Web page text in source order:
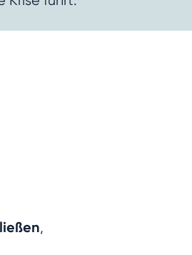
,